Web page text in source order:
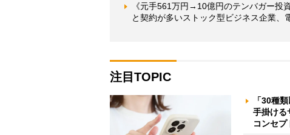
《元手561万円→10億円のテンバガー投
と契約が多いストック型ビジネス企業、
注目TOPIC
「30種
手掛け
コンセ